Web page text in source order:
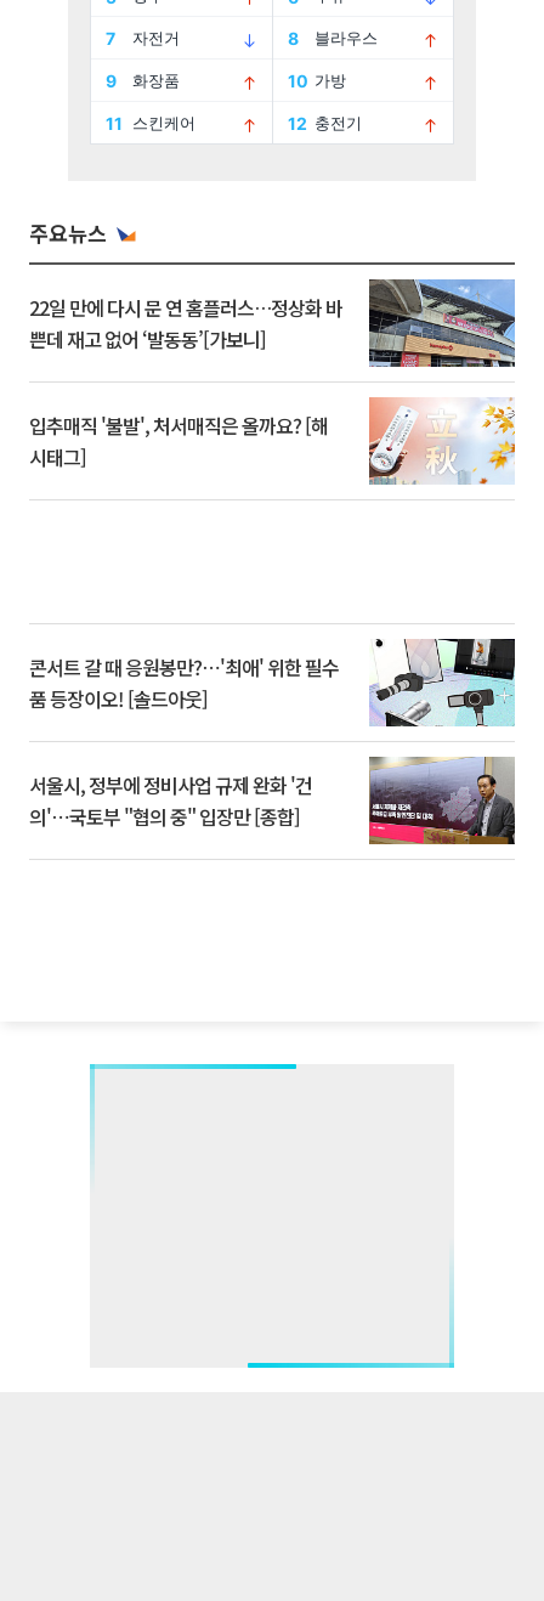
주요뉴스
22일 만에 다시 문 연 홈플러스…정상화 바
쁜데 재고 없어 ‘발동동’[가보니]
입추매직 '불발', 처서매직은 올까요? [해
시태그]
콘서트 갈 때 응원봉만?⋯'최애' 위한 필수
품 등장이오! [솔드아웃]
서울시, 정부에 정비사업 규제 완화 '건
의'⋯국토부 "협의 중" 입장만 [종합]